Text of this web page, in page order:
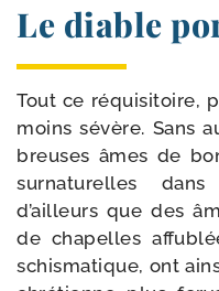
Le diable
Tout ce réqui­si­toire,
moins sévère. Sans
breuses âmes de
sur­na­tu­relles
d’ailleurs que des
de cha­pelles
schis­ma­tique, ont